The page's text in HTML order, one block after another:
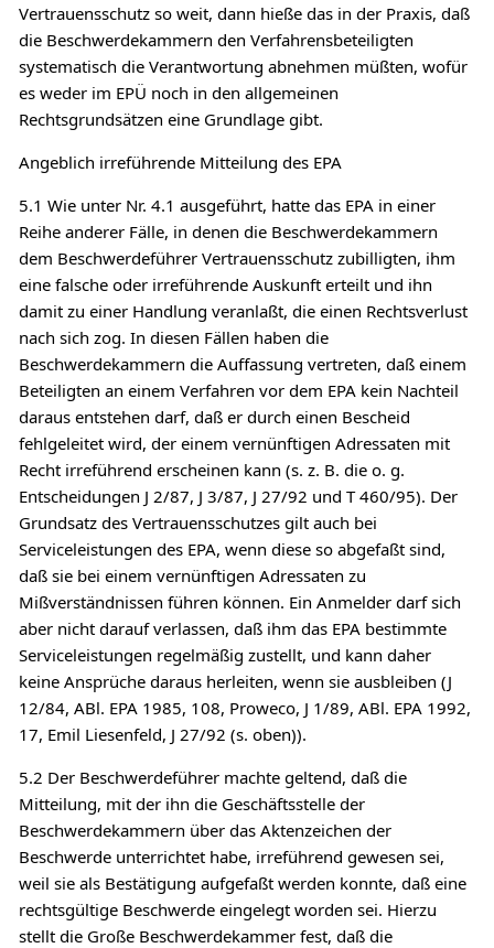
Vertrauensschutz so weit, dann hieße das in der Praxis, daß
die Beschwerdekammern den Verfahrensbeteiligten
systematisch die Verantwortung abnehmen müßten, wofür
es weder im EPÜ noch in den allgemeinen
Rechtsgrundsätzen eine Grundlage gibt.
Angeblich irreführende Mitteilung des EPA
5.1 Wie unter Nr. 4.1 ausgeführt, hatte das EPA in einer
Reihe anderer Fälle, in denen die Beschwerdekammern
dem Beschwerdeführer Vertrauensschutz zubilligten, ihm
eine falsche oder irreführende Auskunft erteilt und ihn
damit zu einer Handlung veranlaßt, die einen Rechtsverlust
nach sich zog. In diesen Fällen haben die
Beschwerdekammern die Auffassung vertreten, daß einem
Beteiligten an einem Verfahren vor dem EPA kein Nachteil
daraus entstehen darf, daß er durch einen Bescheid
fehlgeleitet wird, der einem vernünftigen Adressaten mit
Recht irreführend erscheinen kann (s. z. B. die o. g.
Entscheidungen J 2/87, J 3/87, J 27/92 und T 460/95). Der
Grundsatz des Vertrauensschutzes gilt auch bei
Serviceleistungen des EPA, wenn diese so abgefaßt sind,
daß sie bei einem vernünftigen Adressaten zu
Mißverständnissen führen können. Ein Anmelder darf sich
aber nicht darauf verlassen, daß ihm das EPA bestimmte
Serviceleistungen regelmäßig zustellt, und kann daher
keine Ansprüche daraus herleiten, wenn sie ausbleiben (J
12/84, ABl. EPA 1985, 108, Proweco, J 1/89, ABl. EPA 1992,
17, Emil Liesenfeld, J 27/92 (s. oben)).
5.2 Der Beschwerdeführer machte geltend, daß die
Mitteilung, mit der ihn die Geschäftsstelle der
Beschwerdekammern über das Aktenzeichen der
Beschwerde unterrichtet habe, irreführend gewesen sei,
weil sie als Bestätigung aufgefaßt werden konnte, daß eine
rechtsgültige Beschwerde eingelegt worden sei. Hierzu
stellt die Große Beschwerdekammer fest, daß die